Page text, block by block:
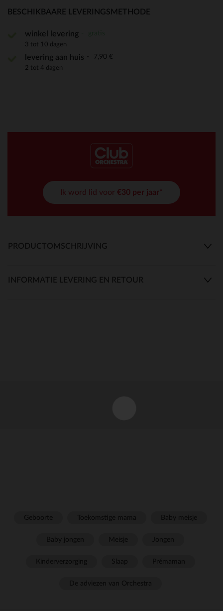
BESCHIKBAARE LEVERINGSMETHODE
winkel levering
3 tot 10 dagen
levering aan huis 7,90 €
2 tot 4 dagen
Ik word lid voor €30 per jaar*
PRODUCTOMSCHRIJVING
INFORMATIE LEVERING EN RETOUR